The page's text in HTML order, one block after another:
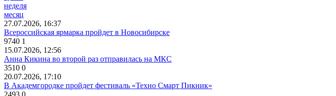
неделя
месяц
27.07.2026, 16:37
Всероссийская ярмарка пройдет в Новосибирске
9740 1
15.07.2026, 12:56
Анна Кикина во второй раз отправилась на МКС
3510 0
20.07.2026, 17:10
В Академгородке пройдет фестиваль «Техно Смарт Пикник»
2493 0